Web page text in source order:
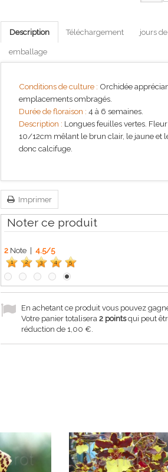
Description Téléchargement jours
emballage
Conditions de culture : Orchidée
emplacements ombragés.
Durée de floraison : 4 à 6 semaines.
Description : Longues feuilles vertes.
10/12cm mêlant le brun clair, le jaune et
donc calcifuge.
Imprimer
Noter ce produit
2 Note | 4.5/5
1 2 3 4 5
En achetant ce produit vous pouvez
Votre panier totalisera 2 pointsqui peut
réduction de 1,00 €.